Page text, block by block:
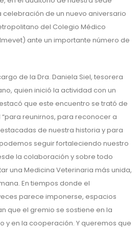
celebración de un nuevo aniversario
del Colegio Médico
ante un importante número de
de la Dra. Daniela Siel, tesorera
quien inició la actividad con un
que este encuentro se trató de
reunirnos, para reconocer a
de nuestra historia y para
seguir fortaleciendo nuestro
la colaboración y sobre todo
una Medicina Veterinaria más unida,
En tiempos donde el
parece imponerse, espacios
que el gremio se sostiene en la
y en la cooperación. Y queremos que